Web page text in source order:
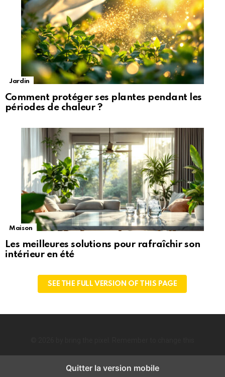
Jardin
Comment protéger ses plantes pendant les
périodes de chaleur ?
Maison
Les meilleures solutions pour rafraîchir son
intérieur en été
SEE THE FULL VERSION OF THIS PAGE
Quitter la version mobile